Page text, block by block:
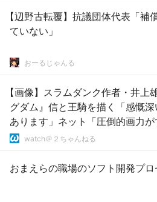
【辺野古転覆】抗議団体代表「補
ていない」
おーるじゃんる
【画像】スラムダンク作者・井上
グダム』信と王騎を描く「感慨
あります」ネット「圧倒的画力
肌」「凄すぎるw」
watch＠２ちゃんねる
おまえらの職場のソフト開発プ